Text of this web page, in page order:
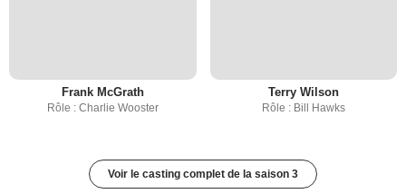
Frank McGrath
Rôle : Charlie Wooster
Terry Wilson
Rôle : Bill Hawks
Voir le casting complet de la saison 3